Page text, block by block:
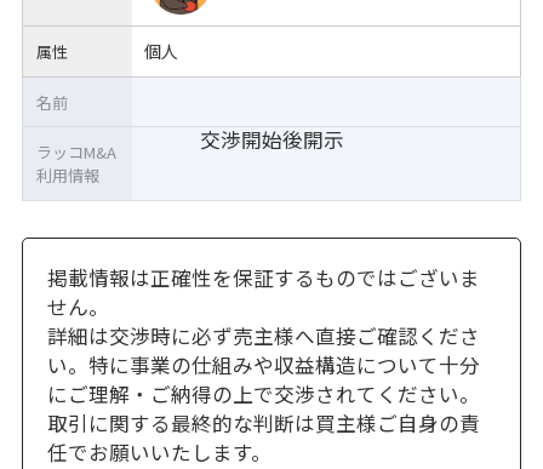
属性 個人
交渉開始後開示
名前
ラッコM&A
利用情報
掲載情報は正確性を保証するものではございま
せん。
詳細は交渉時に必ず売主様へ直接ご確認くださ
い。特に事業の仕組みや収益構造について十分
にご理解・ご納得の上で交渉されてください。
取引に関する最終的な判断は買主様ご自身の責
任でお願いいたします。